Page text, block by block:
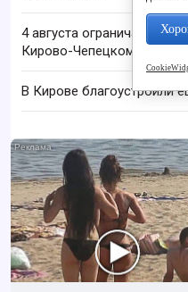
4 августа ограничат
Кирово-Чепецком районе
В Кирове благоустроили